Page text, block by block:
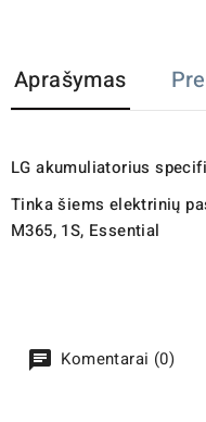
Aprašymas
LG akumuliatorius
Tinka šiems elektrinių
M365, 1S, Essential
Komentarai (0)